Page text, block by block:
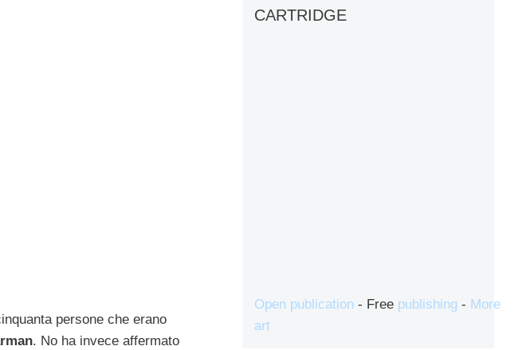
persone che erano
. No ha invece affermato
CARTRIDGE
Open publication - Free publishing - More
art